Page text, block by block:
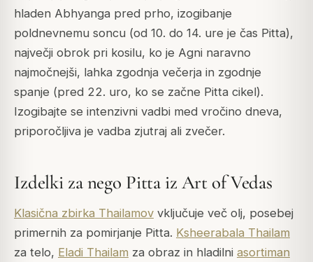
hladen Abhyanga pred prho, izogibanje
poldnevnemu soncu (od 10. do 14. ure je čas Pitta),
največji obrok pri kosilu, ko je Agni naravno
najmočnejši, lahka zgodnja večerja in zgodnje
spanje (pred 22. uro, ko se začne Pitta cikel).
Izogibajte se intenzivni vadbi med vročino dneva,
priporočljiva je vadba zjutraj ali zvečer.
Izdelki za nego Pitta iz Art of Vedas
Klasična zbirka Thailamov vključuje več olj, posebej
primernih za pomirjanje Pitta. Ksheerabala Thailam
za telo, Eladi Thailam za obraz in hladilni asortiman